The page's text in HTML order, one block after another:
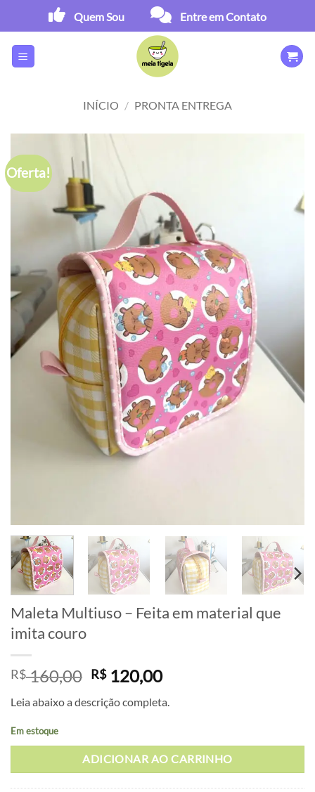
content
Quem Sou Entre em Contato
INÍCIO / PRONTA ENTREGA
Oferta!
Maleta Multiuso – Feita em material que
imita couro
R$160,00 O
original
R$ 160,00.
R$120,00O
atual
R$ 120,00.
Leia abaixo a descrição completa.
Em estoque
ADICIONAR AO CARRINHO